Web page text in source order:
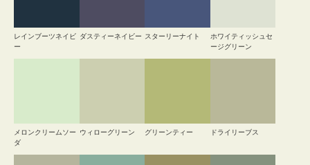
レインブーツネイビ
ー
ダスティーネイビー スターリーナイト
ホワイティッシュセ
ージグリーン
メロンクリームソー
ダ
ウィローグリーン グリーンティー ドライリーブス